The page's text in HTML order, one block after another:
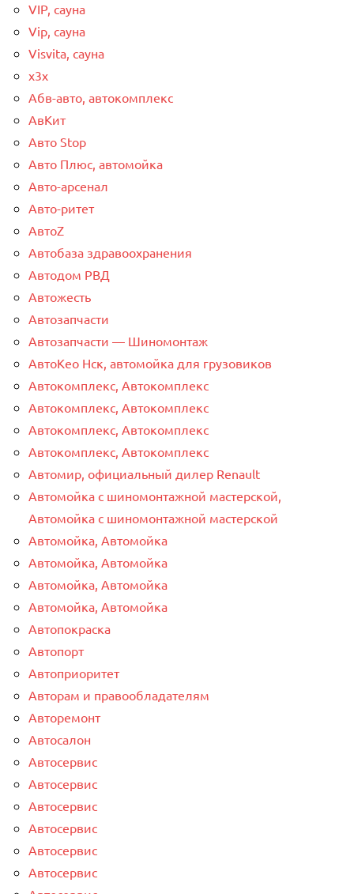
VIP, сауна
Vip, сауна
Visvita, сауна
x3x
Абв-авто, автокомплекс
АвКит
Авто Stop
Авто Плюс, автомойка
Авто-арсенал
Авто-ритет
АвтоZ
Автобаза здравоохранения
Автодом РВД
Автожесть
Автозапчасти
Автозапчасти — Шиномонтаж
АвтоКео Нск, автомойка для грузовиков
Автокомплекс, Автокомплекс
Автокомплекс, Автокомплекс
Автокомплекс, Автокомплекс
Автокомплекс, Автокомплекс
Автомир, официальный дилер Renault
Автомойка с шиномонтажной мастерской,
Автомойка с шиномонтажной мастерской
Автомойка, Автомойка
Автомойка, Автомойка
Автомойка, Автомойка
Автомойка, Автомойка
Автопокраска
Автопорт
Автоприоритет
Авторам и правообладателям
Авторемонт
Автосалон
Автосервис
Автосервис
Автосервис
Автосервис
Автосервис
Автосервис